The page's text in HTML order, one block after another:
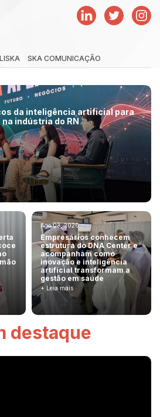
SKA COMUNICAÇÃO
da inteligência artificial para
indústria do RN
Ago 03, 2026
Empresários conhecem
estrutura do DNA Center e
acompanham como
inovação e inteligência
artificial transformam a
gestão em saúde
+ Leia mais
destaque